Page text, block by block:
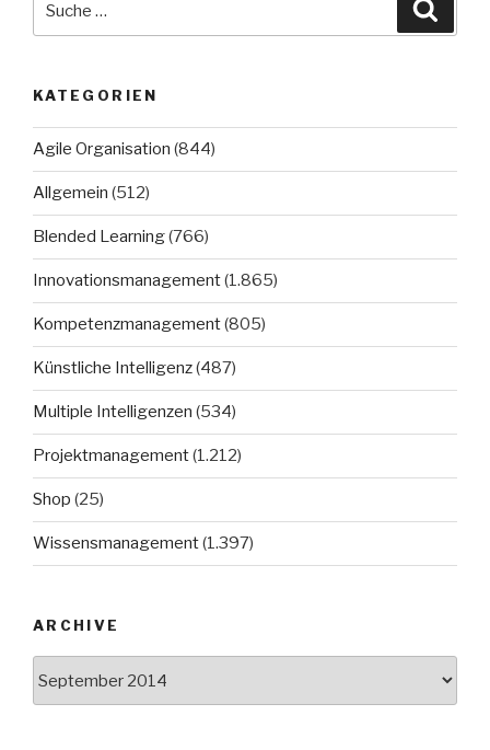
nach:
KATEGORIEN
Agile Organisation (844)
Allgemein (512)
Blended Learning(766)
Innovationsmanagement(1.865)
Kompetenzmanagement(805)
Künstliche Intelligenz(487)
Multiple Intelligenzen (534)
Projektmanagement(1.212)
Shop (25)
Wissensmanagement(1.397)
ARCHIVE